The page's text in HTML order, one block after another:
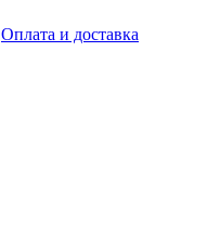
Оплата и доставка